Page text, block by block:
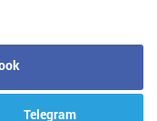
Telegram